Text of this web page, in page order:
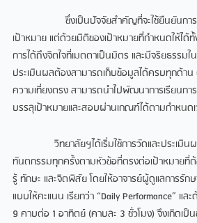
ซึ่งเป็นปัจจัยสำคัญที่จะใช้ยืนยันการบร
เป้าหมาย แต่ด้วยมิติของเป้าหมายที่กำหนดให้ได้
การได้ถึงจิตใจที่เมตตาเป็นมิตร และมีจริยธรรมใ
ประเมินผลต้องสามารถเก็บข้อมูลได้ครบทุกด้า
ความเที่ยงตรง สามารถนำไปพัฒนาการเรียนก
บรรลุเป้าหมายและสอบผ่านเกณฑ์ได้ตามกำหนด
วิทยาลัยฯได้เริ่มใช้การวัดและประเมิน
ทันตกรรมทุกครั้งตามหัวข้อที่ตรงต่อเป้าหมายที่
รู้ ทักษะ และจิตพิสัย โดยให้อาจารย์ผู้ดูแลการรั
แบบให้คะแนน เรียกว่า “Daily Performance” แ
9 คาบต่อ 1 อาทิตย์ (คาบละ 3 ชั่วโมง) จึงเกิดเป็